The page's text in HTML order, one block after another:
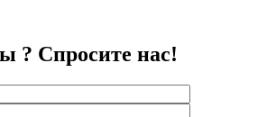
? Спросите нас!